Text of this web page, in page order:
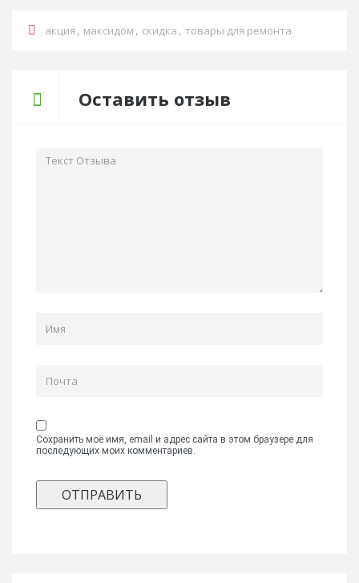
акция , максидом , скидка , товары для ремонта
Оставить отзыв
Сохранить моё имя, email и адрес сайта в этом браузере для
последующих моих комментариев.